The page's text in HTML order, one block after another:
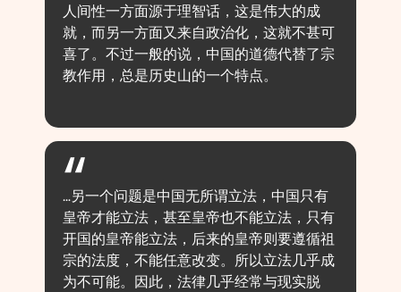
人间性一方面源于理智话，这是伟大的成
就，而另一方面又来自政治化，这就不甚可
喜了。不过一般的说，中国的道德代替了宗
教作用，总是历史山的一个特点。
…另一个问题是中国无所谓立法，中国只有
皇帝才能立法，甚至皇帝也不能立法，只有
开国的皇帝能立法，后来的皇帝则要遵循祖
宗的法度，不能任意改变。所以立法几乎成
为不可能。因此，法律几乎经常与现实脱